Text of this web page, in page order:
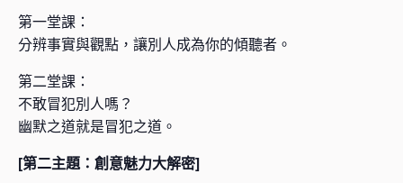
第一堂課：
分辨事實與觀點，讓別人成為你的傾聽者。
第二堂課：
不敢冒犯別人嗎？
幽默之道就是冒犯之道。
[第二主題：創意魅力大解密]